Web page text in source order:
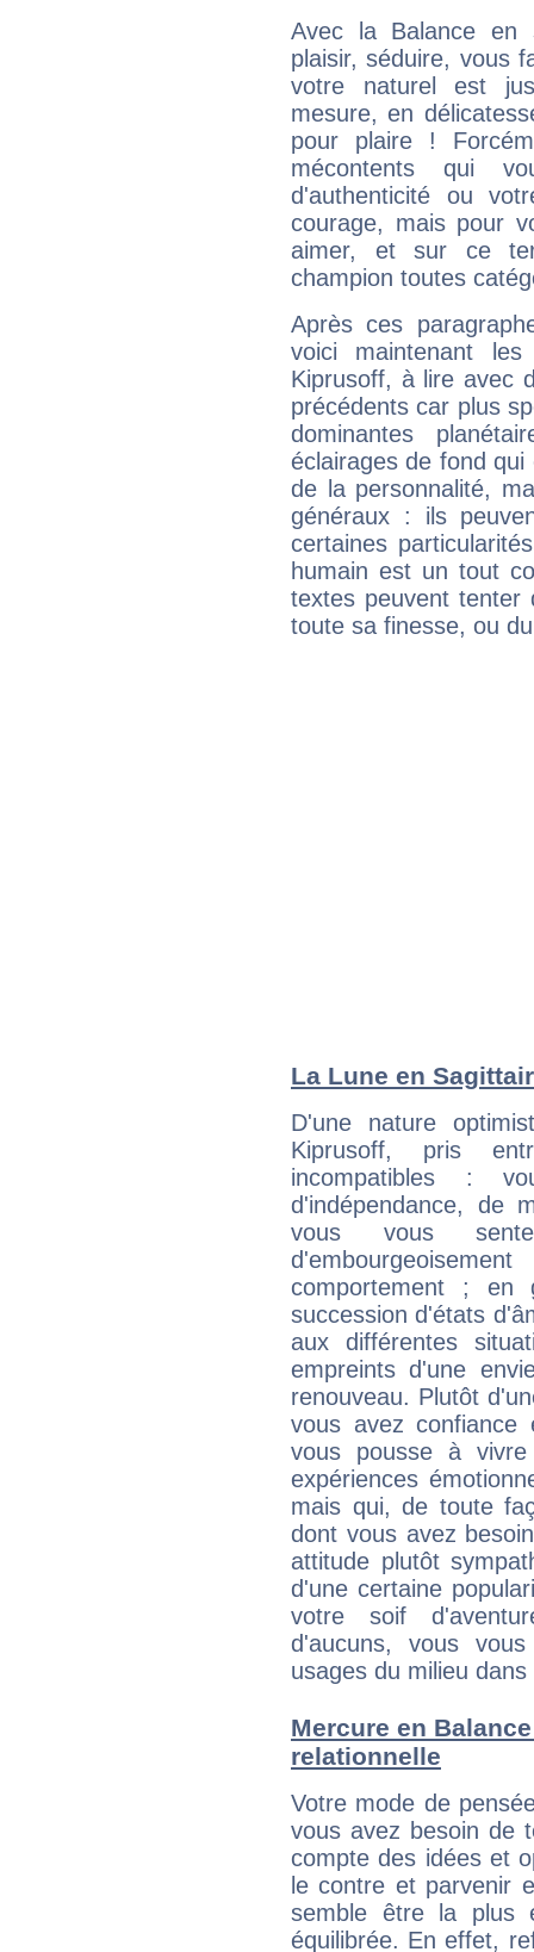
Avec la Balance en
plaisir, séduire, vous
votre naturel est
mesure, en
pour plaire !
mécontents qui
d'authenticité ou
courage, mais pour
aimer, et sur ce
champion toutes
Après ces
voici maintenant
Kiprusoff, à lire avec
précédents car plus
dominantes
éclairages de fond
de la personnalité,
généraux : ils
certaines
humain est un tout
textes peuvent tenter
toute sa finesse, ou
La Lune en
D'une nature
Kiprusoff, pris
incompatibles :
d'indépendance, de
vous vous
comportement ; en
succession d'états
aux différentes
empreints d'une
renouveau. Plutôt
vous avez
vous pousse à
expériences
mais qui, de toute
dont vous avez
attitude plutôt
d'une certaine
votre soif
d'aucuns, vous
usages du milieu
Mercure en
relationnelle
Votre mode de
vous avez besoin de
compte des idées et
le contre et parvenir
semble être la plus
équilibrée. En effet,